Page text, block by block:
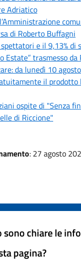
Adriatico
di Roberto Buffagni
e il 9,13% di
Estate” trasmesso da
da lunedì 10
il prodotto
ospite di "Senza
di Riccione"
: 27 agosto
sono chiare le
pagina?